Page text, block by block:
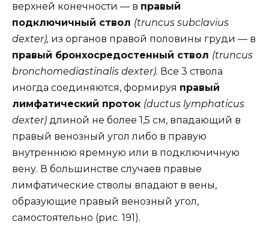
верхней конечности — в правый
подключичный ствол (truncus subclavius
dexter), из органов правой половины груди — в
правый бронхосредостенный ствол (truncus
bronchomediastinalis dexter). Все 3 ствола
иногда соединяются, формируя правый
лимфатический проток (ductus lymphaticus
dexter) длиной не более 1,5 см, впадающий в
правый венозный угол либо в правую
внутреннюю яремную или в подключичную
вену. В большинстве случаев правые
лимфатические стволы впадают в вены,
образующие правый венозный угол,
самостоятельно (рис. 191).